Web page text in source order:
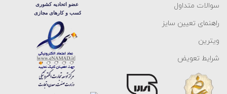
سوالات متداول
راهنمای تعیین سایز
ویترین
شرایط تعویض